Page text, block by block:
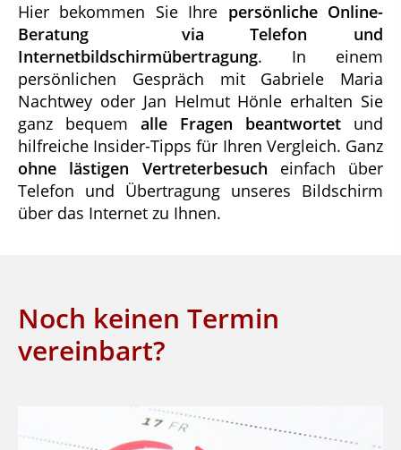
Hier bekommen Sie Ihre persönliche Online-
Beratung via Telefon und
Internetbildschirmübertragung. In einem
persönlichen Gespräch mit Gabriele Maria
Nachtwey oder Jan Helmut Hönle erhalten Sie
ganz bequem alle Fragen beantwortet und
hilfreiche Insider-Tipps für Ihren Vergleich. Ganz
ohne lästigen Vertreterbesuch einfach über
Telefon und Übertragung unseres Bildschirm
über das Internet zu Ihnen.
Noch keinen Termin
vereinbart?